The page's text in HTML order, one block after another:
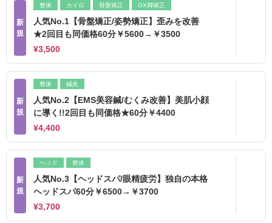
新
規
整体 カイロ 骨盤矯正 OX脚矯正
人気No.1【骨盤矯正/姿勢矯正】歪みを改善
★2回目も同価格60分￥5600→￥3500
¥3,500
新
規
整体 鍼灸
人気No.2【EMS美容鍼/むくみ改善】美肌小顔
に導く!!2回目も同価格★60分￥4400
¥4,400
新
規
ヘッド 整体
人気No.3【ヘッドスパ/眼精疲労】独自の本格
ヘッドスパ60分￥6500→￥3700
¥3,700